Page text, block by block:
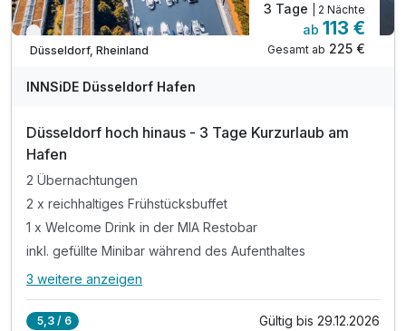
Verfügbar bis Dezember
Düsseldorf, Rheinland
3 Tage | 2 Nächte
ab 113 €
Gesamt ab 225 €
INNSiDE Düsseldorf Hafen
Düsseldorf hoch hinaus - 3 Tage Kurzurlaub am
Hafen
2 Übernachtungen
2 x reichhaltiges Frühstücksbuffet
1 x Welcome Drink in der MIA Restobar
inkl. gefüllte Minibar während des Aufenthaltes
Alle Inklusivleistungen
3 weitere anzeigen
5,3 / 6 Gültig bis 29.12.2026